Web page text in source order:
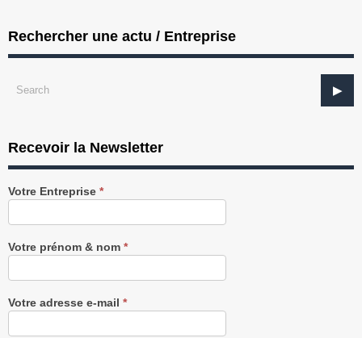
Rechercher une actu / Entreprise
Recevoir la Newsletter
Recevez
notre
gratuitement
Votre Entreprise *
Votre prénom & nom *
Votre adresse e-mail *